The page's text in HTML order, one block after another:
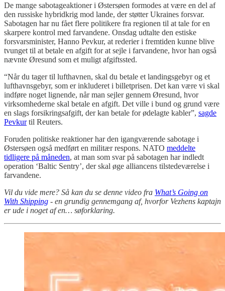
De mange sabotageaktioner i Østersøen formodes at være en del af
den russiske hybridkrig mod lande, der støtter Ukraines forsvar.
Sabotagen har nu fået flere politikere fra regionen til at tale for en
skarpere kontrol med farvandene. Onsdag udtalte den estiske
forsvarsminister, Hanno Pevkur, at rederier i fremtiden kunne blive
tvunget til at betale en afgift for at sejle i farvandene, hvor han også
nævnte Øresund som et muligt afgiftssted.
“Når du tager til lufthavnen, skal du betale et landingsgebyr og et
lufthavnsgebyr, som er inkluderet i billetprisen. Det kan være vi skal
indføre noget lignende, når man sejler gennem Øresund, hvor
virksomhederne skal betale en afgift. Det ville i bund og grund være
en slags forsikringsafgift, der kan betale for ødelagte kabler”, sagde
Pevkurtil Reuters.
Foruden politiske reaktioner har den igangværende sabotage i
Østersøen også medført en militær respons. NATO meddelte
tidligere på måneden, at man som svar på sabotagen har indledt
operation ‘Baltic Sentry’, der skal øge alliancens tilstedeværelse i
farvandene.
Vil du vide mere? Så kan du se denne video fra What’s Going on
With Shipping - en grundig gennemgang af, hvorfor Vezhens kaptajn
er ude i noget af en… søforklaring.